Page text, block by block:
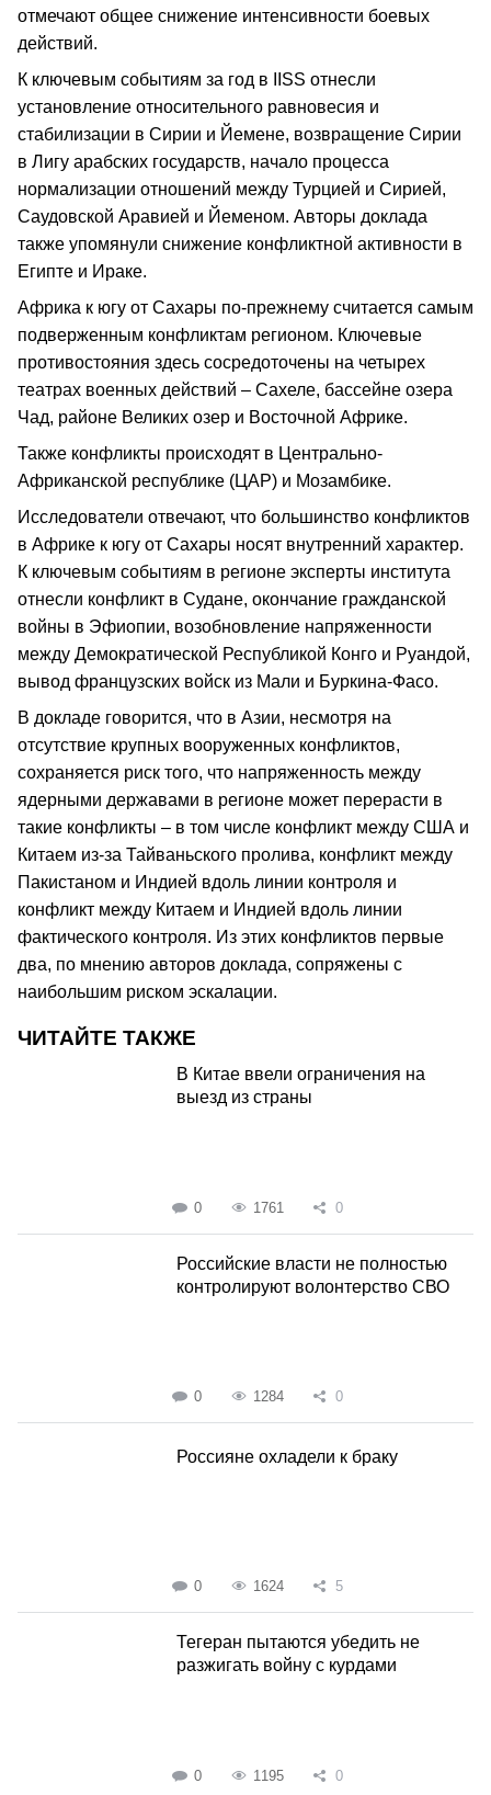
отмечают общее снижение интенсивности боевых
действий.
К ключевым событиям за год в IISS отнесли
установление относительного равновесия и
стабилизации в Сирии и Йемене, возвращение Сирии
в Лигу арабских государств, начало процесса
нормализации отношений между Турцией и Сирией,
Саудовской Аравией и Йеменом. Авторы доклада
также упомянули снижение конфликтной активности в
Египте и Ираке.
Африка к югу от Сахары по-прежнему считается самым
подверженным конфликтам регионом. Ключевые
противостояния здесь сосредоточены на четырех
театрах военных действий – Сахеле, бассейне озера
Чад, районе Великих озер и Восточной Африке.
Также конфликты происходят в Центрально-
Африканской республике (ЦАР) и Мозамбике.
Исследователи отвечают, что большинство конфликтов
в Африке к югу от Сахары носят внутренний характер.
К ключевым событиям в регионе эксперты института
отнесли конфликт в Судане, окончание гражданской
войны в Эфиопии, возобновление напряженности
между Демократической Республикой Конго и Руандой,
вывод французских войск из Мали и Буркина-Фасо.
В докладе говорится, что в Азии, несмотря на
отсутствие крупных вооруженных конфликтов,
сохраняется риск того, что напряженность между
ядерными державами в регионе может перерасти в
такие конфликты – в том числе конфликт между США и
Китаем из-за Тайваньского пролива, конфликт между
Пакистаном и Индией вдоль линии контроля и
конфликт между Китаем и Индией вдоль линии
фактического контроля. Из этих конфликтов первые
два, по мнению авторов доклада, сопряжены с
наибольшим риском эскалации.
ЧИТАЙТЕ ТАКЖЕ
В Китае ввели ограничения на
выезд из страны
0 1761 0
Российские власти не полностью
контролируют волонтерство СВО
0 1284 0
Россияне охладели к браку
0 1624 5
Тегеран пытаются убедить не
разжигать войну с курдами
0 1195 0